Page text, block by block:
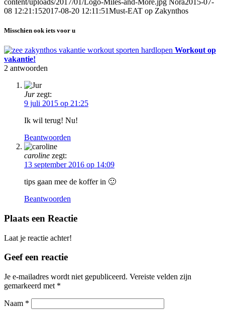
08 12:21:152017-08-20 12:11:51Must-EAT op Zakynthos
Misschien ook iets voor u
Workout op
vakantie!
2 antwoorden
Jur zegt:
9 juli 2015 op 21:25
Ik wil terug! Nu!
Beantwoorden
caroline zegt:
13 september 2016 op 14:09
tips gaan mee de koffer in 🙂
Beantwoorden
Plaats een Reactie
Laat je reactie achter!
Geef een reactie
Je e-mailadres wordt niet gepubliceerd. Vereiste velden zijn
gemarkeerd met *
Naam *